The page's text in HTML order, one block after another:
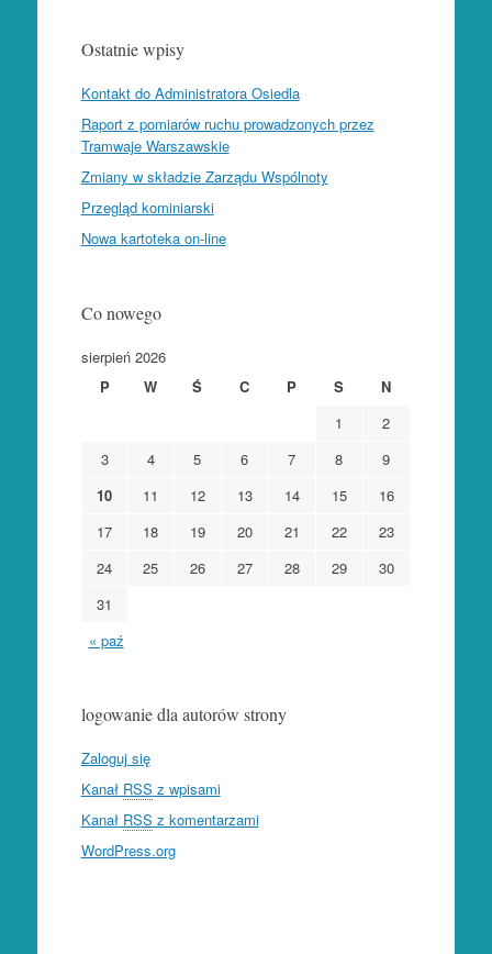
Ostatnie wpisy
Kontakt do Administratora Osiedla
Raport z pomiarów ruchu prowadzonych przez
Tramwaje Warszawskie
Zmiany w składzie Zarządu Wspólnoty
Przegląd kominiarski
Nowa kartoteka on-line
Co nowego
sierpień 2026
P
W Ś C P S N
« paź
1
2
3
4 5 6 7 8
9
10
11 12 13 14 15
16
17
18 19 20 21 22
23
24
25 26 27 28 29
30
31
logowanie dla autorów strony
Zaloguj się
Kanał RSS z wpisami
Kanał RSS z komentarzami
WordPress.org